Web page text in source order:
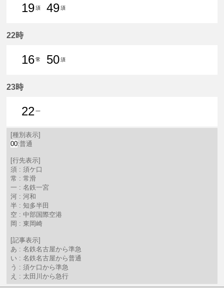
19須
49須
22時
16常
50須
23時
22
22分はつ 普通名鉄一宮いき
一
[種別表示]
00:普通
[行先表示]
須 : 須ケ口
常 : 常滑
一 : 名鉄一宮
河 : 河和
半 : 知多半田
空 : 中部国際空港
岡 : 東岡崎
[記事表示]
あ : 名鉄名古屋から準急
い : 名鉄名古屋から普通
う : 須ケ口から準急
え : 太田川から急行